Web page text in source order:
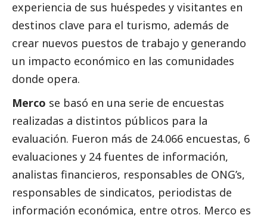
experiencia de sus huéspedes y visitantes en
destinos clave para el turismo, además de
crear nuevos puestos de trabajo y generando
un impacto económico en las comunidades
donde opera.
Merco se basó en una serie de encuestas
realizadas a distintos públicos para la
evaluación. Fueron más de 24.066 encuestas, 6
evaluaciones y 24 fuentes de información,
analistas financieros, responsables de ONG’s,
responsables de sindicatos, periodistas de
información económica, entre otros. Merco es